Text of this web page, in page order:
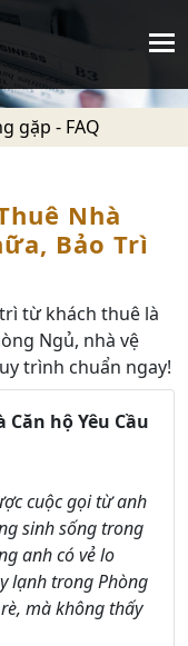
gặp - FAQ
Nhà
Bảo Trì
từ khách thuê là
Ngủ, nhà vệ
trình chuẩn ngay!
Căn hộ Yêu Cầu
cuộc gọi từ anh
sinh sống trong
anh có vẻ lo
lạnh trong Phòng
mà không thấy